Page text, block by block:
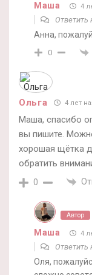
Маша 4
Анна,
0
Ольга 4 лет
Маша, спасибо
вы пишите.
хорошая щётка
обратить
0
Автор
Маша 4
Ответить
Оля,